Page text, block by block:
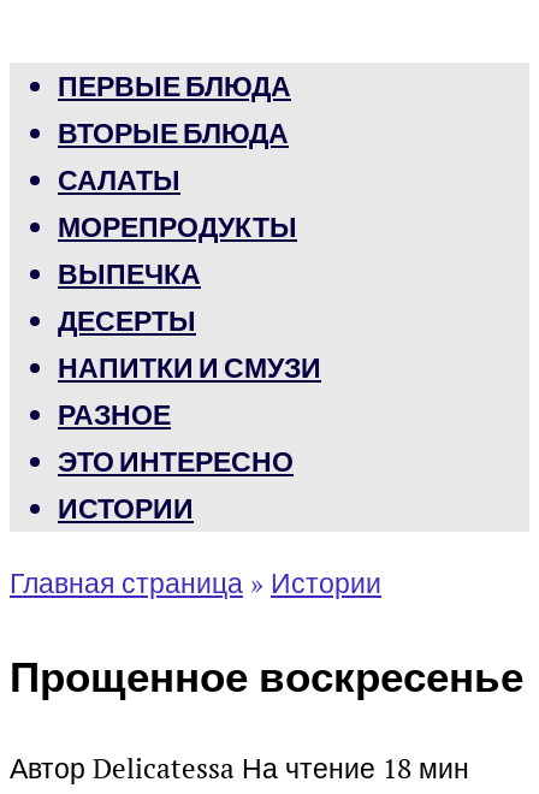
ПЕРВЫЕ БЛЮДА
ВТОРЫЕ БЛЮДА
САЛАТЫ
МОРЕПРОДУКТЫ
ВЫПЕЧКА
ДЕСЕРТЫ
НАПИТКИ И СМУЗИ
РАЗНОЕ
ЭТО ИНТЕРЕСНО
ИСТОРИИ
Главная страница » Истории
Прощенное воскресенье
Автор Delicatessa На чтение 18 мин